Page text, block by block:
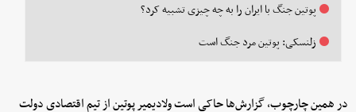
پوتین جنگ با ایران را به چه چیزی تشبیه کرد؟
زلنسکی: پوتین مرد جنگ است
در همین چارچوب، گزارش‌ها حاکی است ولادیمیر پوتین از تیم اقتصادی دولت